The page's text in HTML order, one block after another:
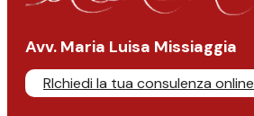
Avv. Maria Luisa Missiaggia
RIchiedi la tua consulenza online